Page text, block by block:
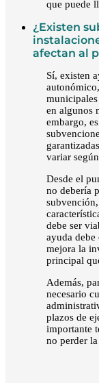
que puede
¿Existen
afectan al
Sí, existen
en algunos
embargo,
variar
Desde el
no debería
debe ser
ayuda debe
mejora la
principal
Además,
necesario
plazos de
importante
no perder